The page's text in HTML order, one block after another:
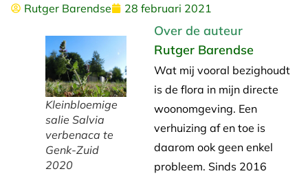
Rutger Barendse 28 februari 2021
Kleinbloemige
salie Salvia
verbenaca te
Genk-Zuid
2020
Over de auteur
Rutger Barendse
Wat mij vooral bezighoudt
is de flora in mijn directe
woonomgeving. Een
verhuizing af en toe is
daarom ook geen enkel
probleem. Sinds 2016